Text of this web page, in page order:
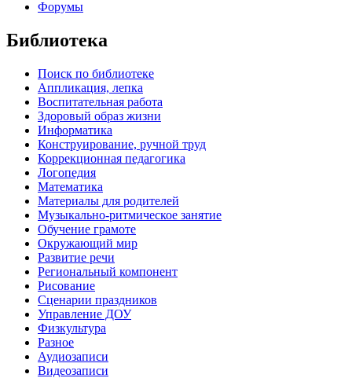
Форумы
Библиотека
Поиск по библиотеке
Аппликация, лепка
Воспитательная работа
Здоровый образ жизни
Информатика
Конструирование, ручной труд
Коррекционная педагогика
Логопедия
Математика
Материалы для родителей
Музыкально-ритмическое занятие
Обучение грамоте
Окружающий мир
Развитие речи
Региональный компонент
Рисование
Сценарии праздников
Управление ДОУ
Физкультура
Разное
Аудиозаписи
Видеозаписи